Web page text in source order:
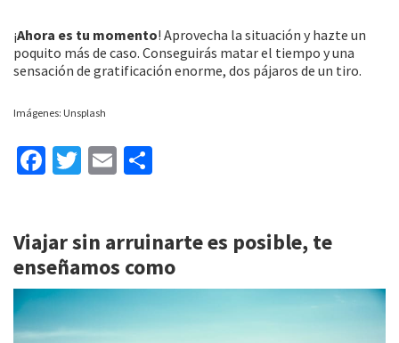
¡Ahora es tu momento! Aprovecha la situación y hazte un
poquito más de caso. Conseguirás matar el tiempo y una
sensación de gratificación enorme, dos pájaros de un tiro.
Imágenes: Unsplash
Fa
o
o
k
T
er
E
l
p
ar
tir
Viajar sin arruinarte es posible, te
enseñamos como